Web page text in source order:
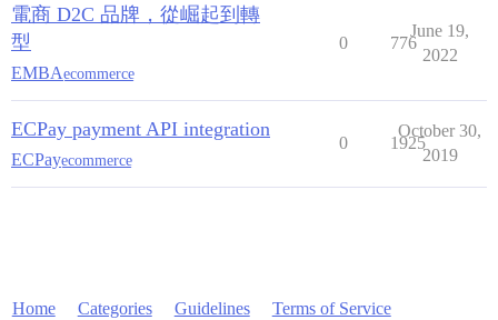
電商 D2C 品牌，從崛起到轉
型
EMBAecommerce
0 776
June 19,
2022
ECPay payment API integration
ECPayecommerce
0 1925
October 30,
2019
Home Categories Guidelines Terms of Service